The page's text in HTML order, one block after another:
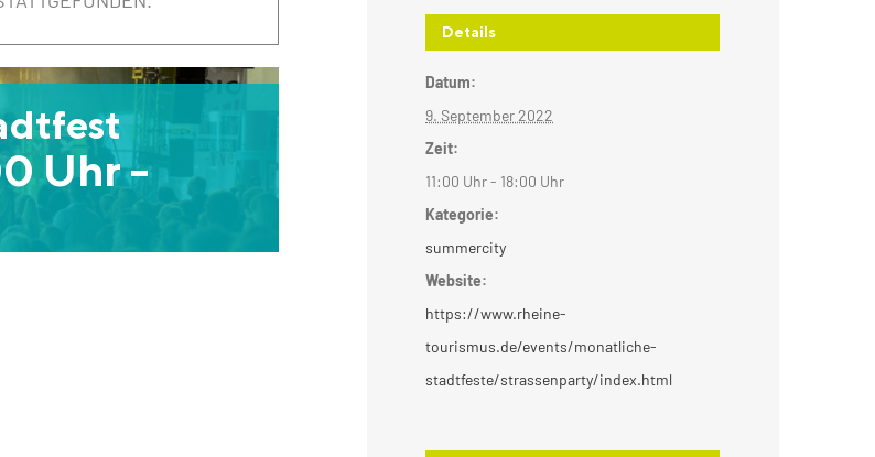
Uhr-
Details
Datum:
9. September 2022
Zeit:
11:00 Uhr - 18:00 Uhr
Kategorie:
summercity
Website:
https://www.rheine-
tourismus.de/events/monatliche-
stadtfeste/strassenparty/index.html